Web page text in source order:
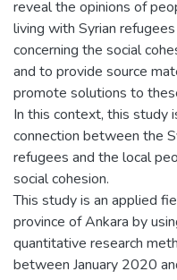
reveal the opinions of
living with Syrian
concerning the social
and to provide source
promote solutions to
In this context, this study
connection between the
refugees and the local
social cohesion.
This study is an applied
province of Ankara by
quantitative research
between January 2020